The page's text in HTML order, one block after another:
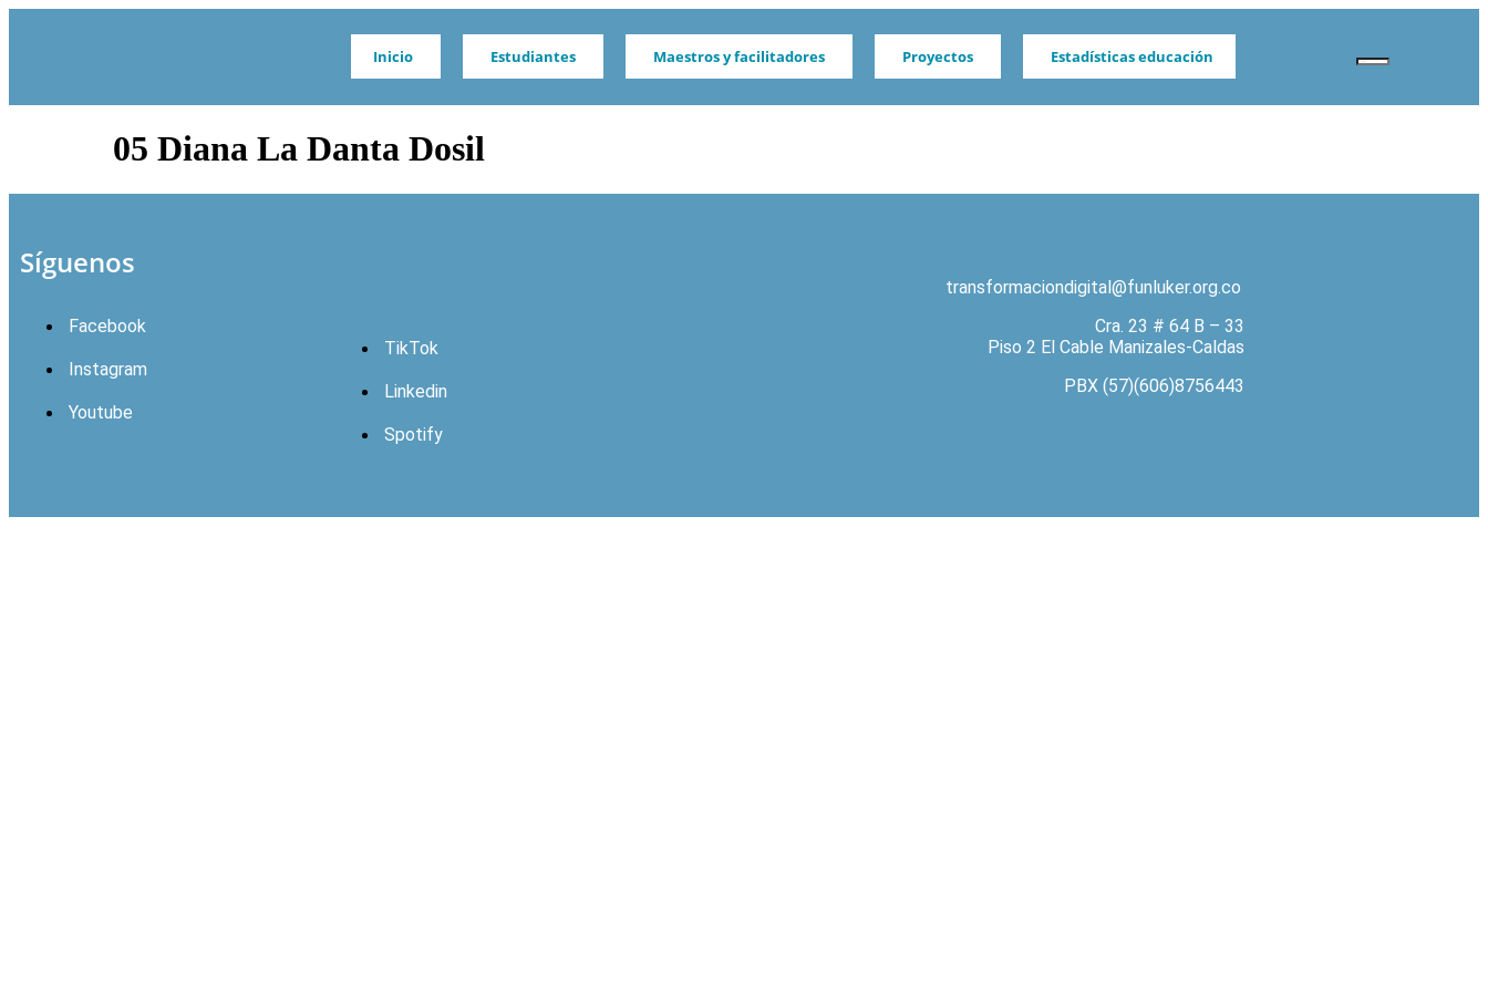
Inicio Estudiantes Maestros y facilitadores Proyectos Estadísticas educación
05 Diana La Danta Dosil
Síguenos
Facebook
Instagram
Youtube
TikTok
Linkedin
Spotify
transformaciondigital@funluker.org.co
Cra. 23 # 64 B – 33
Piso 2 El Cable Manizales-Caldas
PBX (57)(606)8756443